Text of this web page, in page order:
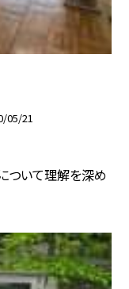
05/21
ついて理解を深め